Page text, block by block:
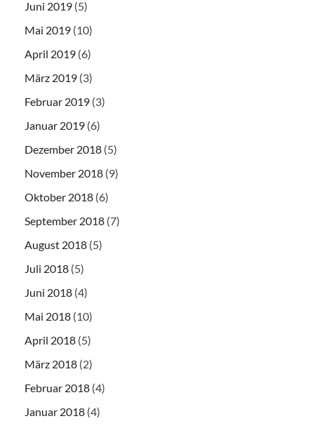
Juni 2019 (5)
Mai 2019 (10)
April 2019 (6)
März 2019 (3)
Februar 2019 (3)
Januar 2019 (6)
Dezember 2018 (5)
November 2018 (9)
Oktober 2018 (6)
September 2018 (7)
August 2018 (5)
Juli 2018 (5)
Juni 2018 (4)
Mai 2018 (10)
April 2018 (5)
März 2018 (2)
Februar 2018 (4)
Januar 2018 (4)